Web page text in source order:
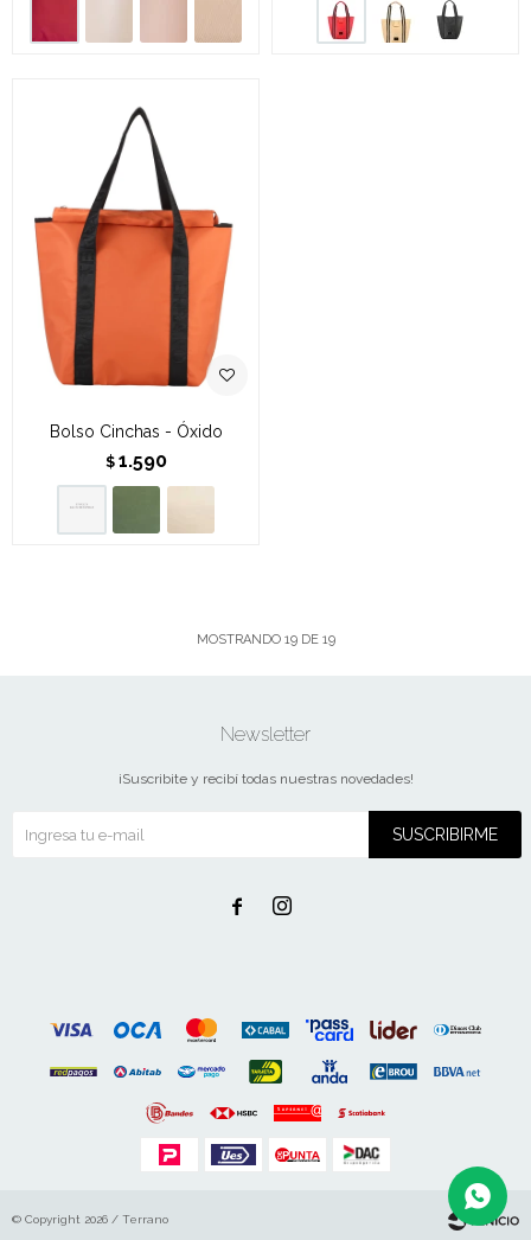
Bolso Cinchas - Óxido
$ 1.590
MOSTRANDO 19DE 19
Newsletter
¡Suscribite y recibí todas nuestras novedades!
SUSCRIBIRME
 
© Copyright 2026 / Terrano